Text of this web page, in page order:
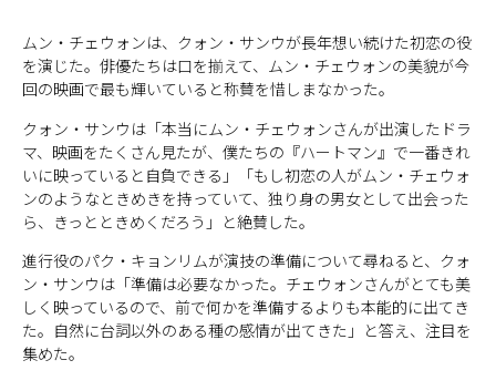
ムン・チェウォンは、クォン・サンウが長年想い続けた初恋の役
を演じた。俳優たちは口を揃えて、ムン・チェウォンの美貌が今
回の映画で最も輝いていると称賛を惜しまなかった。
クォン・サンウは「本当にムン・チェウォンさんが出演したドラ
マ、映画をたくさん見たが、僕たちの『ハートマン』で一番きれ
いに映っていると自負できる」「もし初恋の人がムン・チェウォ
ンのようなときめきを持っていて、独り身の男女として出会った
ら、きっとときめくだろう」と絶賛した。
進行役のパク・キョンリムが演技の準備について尋ねると、クォ
ン・サンウは「準備は必要なかった。チェウォンさんがとても美
しく映っているので、前で何かを準備するよりも本能的に出てき
た。自然に台詞以外のある種の感情が出てきた」と答え、注目を
集めた。